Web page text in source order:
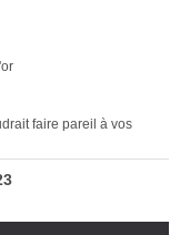
faire pareil à vos